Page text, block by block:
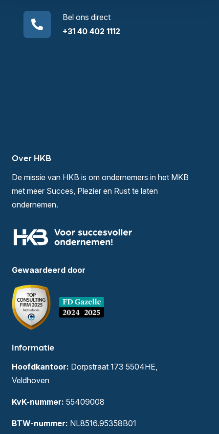
Bel ons direct
+31 40 402 1112
Over HKB
De missie van HKB is om ondernemers in het MKB
met meer Succes, Plezier en Rust te laten
ondernemen.
Gewaardeerd door
Informatie
Hoofdkantoor: Dorpstraat 173 5504HE,
Veldhoven
KvK-nummer: 55409008
BTW-nummer: NL8516.95358B01